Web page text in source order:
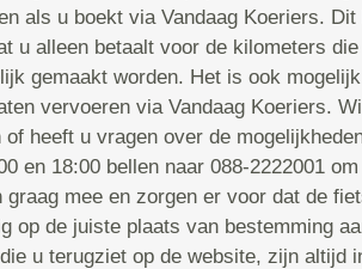
als u boekt via Vandaag Koeriers.
u alleen betaalt voor de kilometers
gemaakt worden. Het is ook
vervoeren via Vandaag Koeriers.
of heeft u vragen over de
en 18:00 bellen naar 088-2222001
graag mee en zorgen er voor dat de
op de juiste plaats van bestemming
u terugziet op de website, zijn altijd